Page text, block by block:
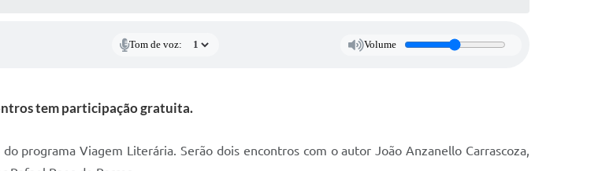
Tom de voz: Volume
tem participação gratuita.
programa Viagem Literária. Serão dois encontros com o autor João Anzanello Carrascoza,